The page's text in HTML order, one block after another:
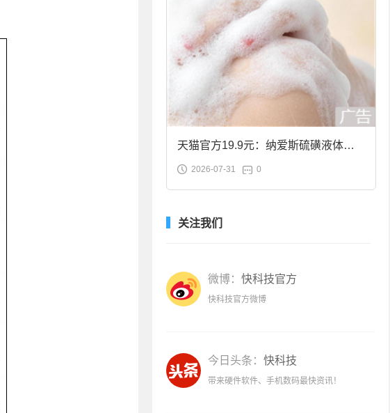
天猫官方19.9元：纳爱斯硫磺液体香
皂2斤大促
2026-07-31 0
关注我们
微博： 快科技官方
快科技官方微博
今日头条： 快科技
带来硬件软件、手机数码最快资讯！